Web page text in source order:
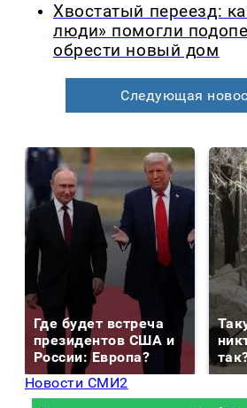
Хвостатый переезд:
люди» помогли
обрести новый дом
Следующая
Где будет встреча
президентов США и
России: Европа?
Новости СМИ2